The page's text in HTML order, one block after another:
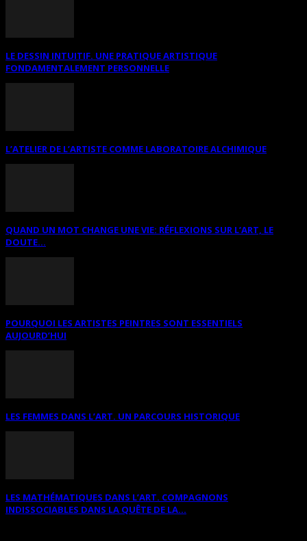
LE DESSIN INTUITIF. UNE PRATIQUE ARTISTIQUE
FONDAMENTALEMENT PERSONNELLE
L’ATELIER DE L’ARTISTE COMME LABORATOIRE ALCHIMIQUE
QUAND UN MOT CHANGE UNE VIE: RÉFLEXIONS SUR L’ART, LE
DOUTE...
POURQUOI LES ARTISTES PEINTRES SONT ESSENTIELS
AUJOURD’HUI
LES FEMMES DANS L’ART. UN PARCOURS HISTORIQUE
LES MATHÉMATIQUES DANS L’ART. COMPAGNONS
INDISSOCIABLES DANS LA QUÊTE DE LA...